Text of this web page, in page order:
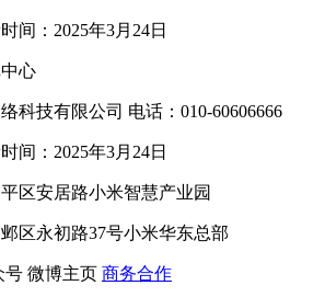
间：2025年3月24日
心
科技有限公司 电话：010-60606666
间：2025年3月24日
区安居路小米智慧产业园
区永初路37号小米华东总部
号 微博主页 商务合作